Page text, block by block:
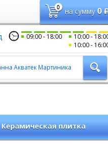
0 на сумму 0
09:00 18:00 10:00
10:00
Акватек Мартиника
Керамическая плитка